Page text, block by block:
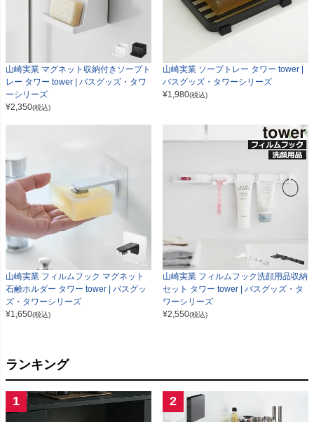
山崎実業 マグネット収納付きソープト
レー タワー tower | バスグッズ・タワ
ーシリーズ
¥2,350(税込)
山崎実業 ソープトレー タワー tower |
バスグッズ・タワーシリーズ
¥1,980(税込)
山崎実業 フィルムフック マグネット
石鹸ホルダー タワー tower | バスグッ
ズ・タワーシリーズ
¥1,650(税込)
山崎実業 フィルムフック洗顔用品収納
セット タワー tower | バスグッズ・タ
ワーシリーズ
¥2,550(税込)
ランキング
1 2